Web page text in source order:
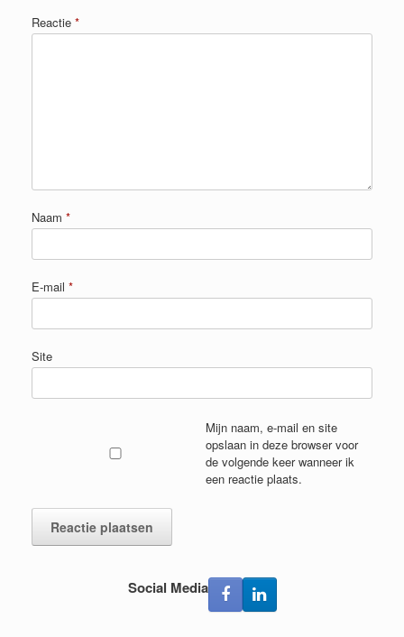
Reactie *
Naam *
E-mail *
Site
Mijn naam, e-mail en site
opslaan in deze browser voor
de volgende keer wanneer ik
een reactie plaats.
Social Media